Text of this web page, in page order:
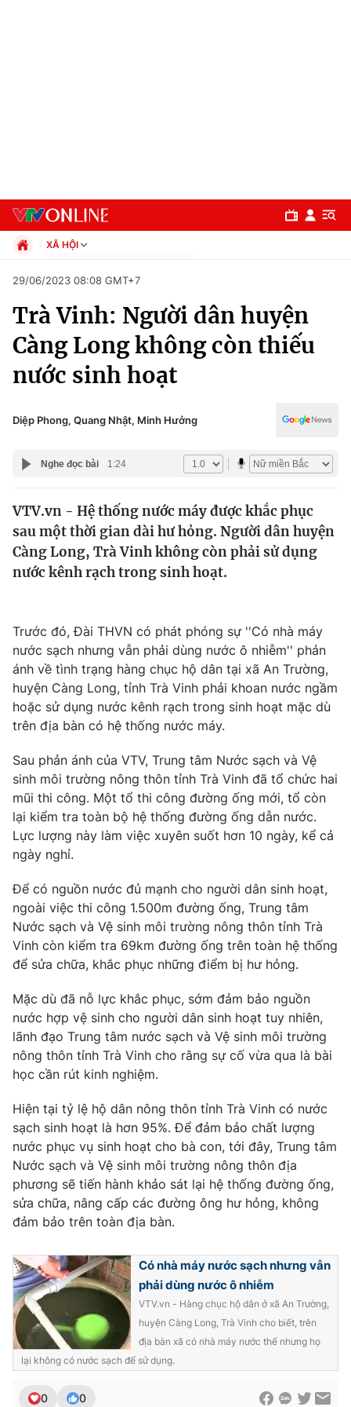
Chuyên mục
Chính trị
Thế giới
Tin tức
Câu chuyện quốc tế
Thị trường
Góc doanh nghiệp
Dữ liệu và đời sống
Truyền hình
Phim VTV
Nhân vật
Khán giả
Giải sao mai
Giải trí
Điện ảnh
Âm nhạc
Sao
Đời sống
Du lịch
Làm đẹp
Chất lượng cuộc sống
Giáo dục
Tuyển sinh
Công nghệ
Hitech Công nghệ tương lai
Sản phẩm
Thị trường
Giao lưu trực tuyến
Lịch phát sóng
Chuyên mục khác
Emagazine Podcast
Photo
Video Shorts video
VTV Money VTV Thể thao
VTV Sức khoẻ Bất động sản
Thị trường 24h Tấm lòng Việt
VTV4 Vươn mình bằng AI
VTV9 VTV8
Liên hệ tòa soạn
XÃ HỘI
Xã hội
Pháp luật
Thể thao
Truyền hình
Đời sống
Giáo dục
29/06/2023 08:08 GMT+7
Trà Vinh: Người dân huyện
Càng Long không còn thiếu
nước sinh hoạt
Diệp Phong, Quang Nhật, Minh Hưởng
Nghe đọc bài 1:24
VTV.vn - Hệ thống nước máy được khắc phục
sau một thời gian dài hư hỏng. Người dân huyện
Càng Long, Trà Vinh không còn phải sử dụng
nước kênh rạch trong sinh hoạt.
Trước đó, Đài THVN có phát phóng sự ''Có nhà máy
nước sạch nhưng vẫn phải dùng nước ô nhiễm'' phản
ánh về tình trạng hàng chục hộ dân tại xã An Trường,
huyện Càng Long, tỉnh Trà Vinh phải khoan nước ngầm
hoặc sử dụng nước kênh rạch trong sinh hoạt mặc dù
trên địa bàn có hệ thống nước máy.
Sau phản ánh của VTV, Trung tâm Nước sạch và Vệ
sinh môi trường nông thôn tỉnh Trà Vinh đã tổ chức hai
mũi thi công. Một tổ thi công đường ống mới, tổ còn
lại kiểm tra toàn bộ hệ thống đường ống dẫn nước.
Lực lượng này làm việc xuyên suốt hơn 10 ngày, kể cả
ngày nghỉ.
Để có nguồn nước đủ mạnh cho người dân sinh hoạt,
ngoài việc thi công 1.500m đường ống, Trung tâm
Nước sạch và Vệ sinh môi trường nông thôn tỉnh Trà
Vinh còn kiểm tra 69km đường ống trên toàn hệ thống
để sửa chữa, khắc phục những điểm bị hư hỏng.
Mặc dù đã nỗ lực khắc phục, sớm đảm bảo nguồn
nước hợp vệ sinh cho người dân sinh hoạt tuy nhiên,
lãnh đạo Trung tâm nước sạch và Vệ sinh môi trường
nông thôn tỉnh Trà Vinh cho rằng sự cố vừa qua là bài
học cần rút kinh nghiệm.
Hiện tại tỷ lệ hộ dân nông thôn tỉnh Trà Vinh có nước
sạch sinh hoạt là hơn 95%. Để đảm bảo chất lượng
nước phục vụ sinh hoạt cho bà con, tới đây, Trung tâm
Nước sạch và Vệ sinh môi trường nông thôn địa
phương sẽ tiến hành khảo sát lại hệ thống đường ống,
sửa chữa, nâng cấp các đường ông hư hỏng, không
đảm bảo trên toàn địa bàn.
Có nhà máy nước sạch nhưng vẫn
phải dùng nước ô nhiễm
VTV.vn - Hàng chục hộ dân ở xã An Trường,
huyện Càng Long, Trà Vinh cho biết, trên
địa bàn xã có nhà máy nước thế nhưng họ
lại không có nước sạch để sử dụng.
0 0